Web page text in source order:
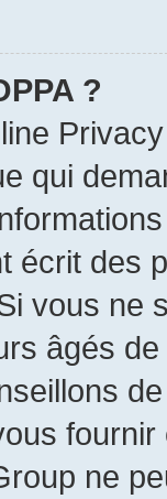
?
qui
écrit des
vous ne
âgés
ne